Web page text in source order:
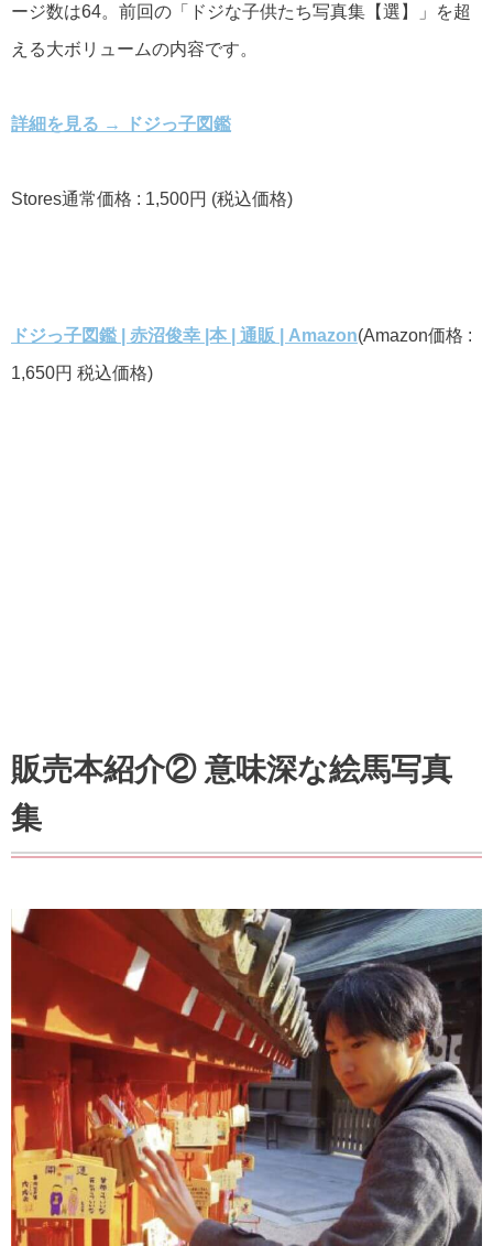
ージ数は64。前回の「ドジな子供たち写真集【選】」を超
える大ボリュームの内容です。
詳細を見る → ドジっ子図鑑
Stores通常価格 : 1,500円 (税込価格)
ドジっ子図鑑 | 赤沼俊幸 |本 | 通販 | Amazon(Amazon価格 :
1,650円 税込価格)
販売本紹介② 意味深な絵馬写真
集